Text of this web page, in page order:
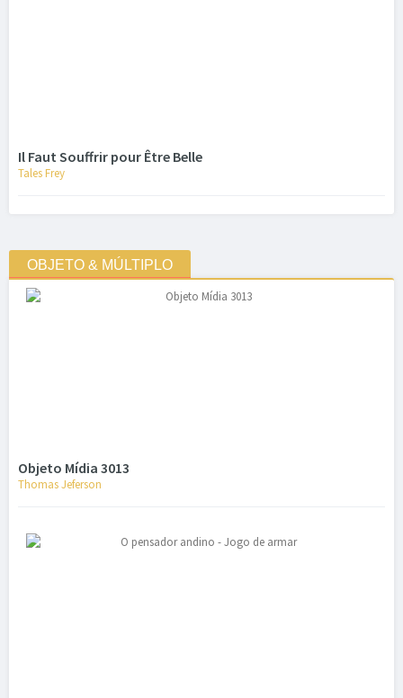
Il Faut Souffrir pour Être Belle
Tales Frey
OBJETO & MÚLTIPLO
Objeto Mídia 3013
Thomas Jeferson